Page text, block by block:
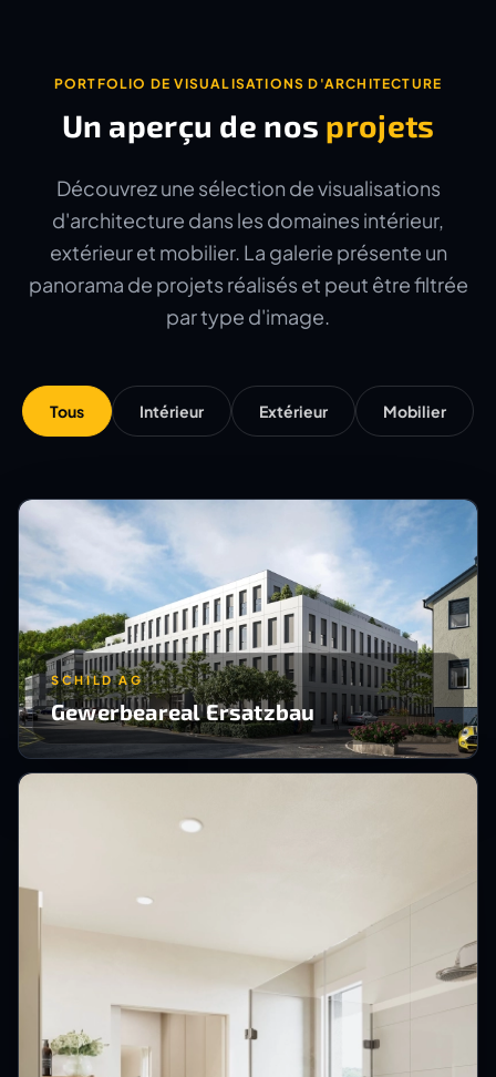
PORTFOLIO DE VISUALISATIONS D'ARCHITECTURE
Un aperçu de nos projets
Découvrez une sélection de visualisations
d'architecture dans les domaines intérieur,
extérieur et mobilier. La galerie présente un
panorama de projets réalisés et peut être filtrée
par type d'image.
Tous Intérieur Extérieur Mobilier
SCHILD AG
Gewerbeareal Ersatzbau